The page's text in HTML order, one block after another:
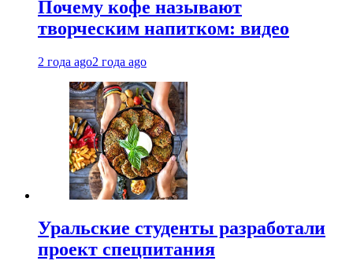
Почему кофе называют
творческим напитком: видео
2 года ago2 года ago
Уральские студенты разработали
проект спецпитания